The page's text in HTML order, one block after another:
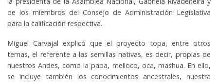
de los miembros del Consejo de Administración Legislativa
para la calificación respectiva.
Miguel Carvajal explicó que el proyecto topa, entre otros
temas, el referente a las semillas nativas, es decir, propias de
nuestros Andes, como la papa, melloco, oca, mashua. En ello,
se incluye también los conocimientos ancestrales, nuestra